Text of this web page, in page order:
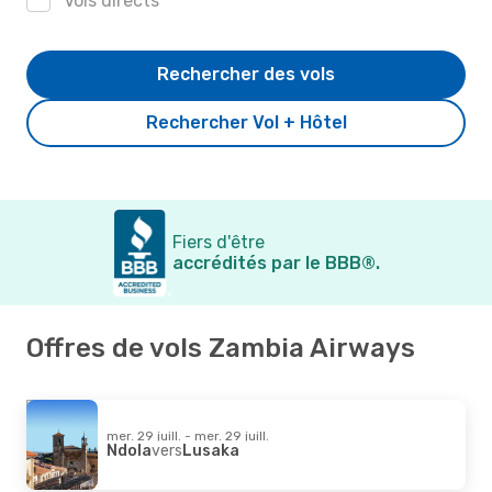
Rechercher Vol + Hôtel
Rechercher des vols
Fiers d'être
accrédités par le BBB®.
Offres de vols Zambia Airways
mer. 29 juill. - mer. 29 juill.
NdolaversLusaka